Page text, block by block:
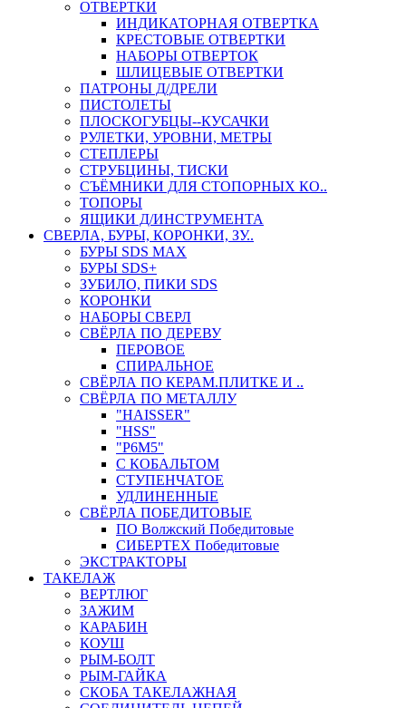
ОТВЕРТКИ
ИНДИКАТОРНАЯ ОТВЕРТКА
КРЕСТОВЫЕ ОТВЕРТКИ
НАБОРЫ ОТВЕРТОК
ШЛИЦЕВЫЕ ОТВЕРТКИ
ПАТРОНЫ Д/ДРЕЛИ
ПИСТОЛЕТЫ
ПЛОСКОГУБЦЫ--КУСАЧКИ
РУЛЕТКИ, УРОВНИ, МЕТРЫ
СТЕПЛЕРЫ
СТРУБЦИНЫ, ТИСКИ
СЪЁМНИКИ ДЛЯ СТОПОРНЫХ КО..
ТОПОРЫ
ЯЩИКИ Д/ИНСТРУМЕНТА
СВЕРЛА, БУРЫ, КОРОНКИ, ЗУ..
БУРЫ SDS MAX
БУРЫ SDS+
ЗУБИЛО, ПИКИ SDS
КОРОНКИ
НАБОРЫ СВЕРЛ
СВЁРЛА ПО ДЕРЕВУ
ПЕРОВОЕ
СПИРАЛЬНОЕ
СВЁРЛА ПО КЕРАМ.ПЛИТКЕ И ..
СВЁРЛА ПО МЕТАЛЛУ
"HAISSER"
"HSS"
"Р6М5"
С КОБАЛЬТОМ
СТУПЕНЧАТОЕ
УДЛИНЕННЫЕ
СВЁРЛА ПОБЕДИТОВЫЕ
ПО Волжский Победитовые
СИБЕРТЕХ Победитовые
ЭКСТРАКТОРЫ
ТАКЕЛАЖ
ВЕРТЛЮГ
ЗАЖИМ
КАРАБИН
КОУШ
РЫМ-БОЛТ
РЫМ-ГАЙКА
СКОБА ТАКЕЛАЖНАЯ